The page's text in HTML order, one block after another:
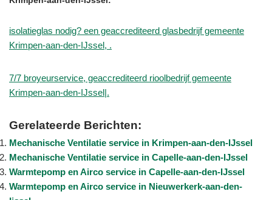
isolatieglas nodig? een geaccrediteerd glasbedrijf gemeente
Krimpen-aan-den-IJssel, .
7/7 broyeurservice, geaccrediteerd rioolbedrijf gemeente
Krimpen-aan-den-IJssel|.
Gerelateerde Berichten:
Mechanische Ventilatie service in Krimpen-aan-den-IJssel
Mechanische Ventilatie service in Capelle-aan-den-IJssel
Warmtepomp en Airco service in Capelle-aan-den-IJssel
Warmtepomp en Airco service in Nieuwerkerk-aan-den-